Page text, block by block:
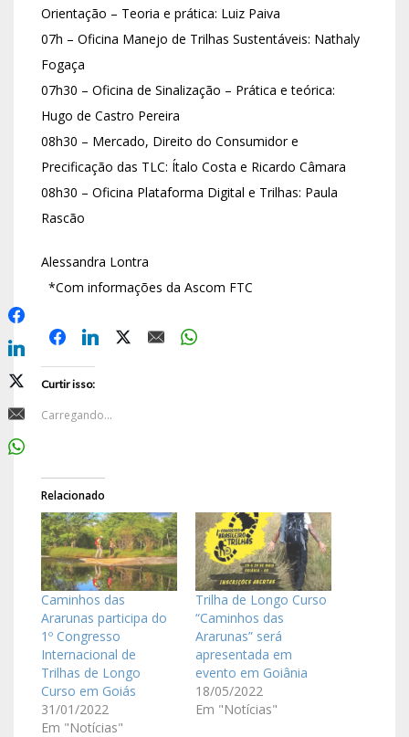
Orientação – Teoria e prática: Luiz Paiva
07h – Oficina Manejo de Trilhas Sustentáveis: Nathaly
Fogaça
07h30 – Oficina de Sinalização – Prática e teórica:
Hugo de Castro Pereira
08h30 – Mercado, Direito do Consumidor e
Precificação das TLC: Ítalo Costa e Ricardo Câmara
08h30 – Oficina Plataforma Digital e Trilhas: Paula
Rascão
Alessandra Lontra
*Com informações da Ascom FTC
Curtir isso:
Carregando...
Relacionado
Caminhos das
Ararunas participa do
1º Congresso
Internacional de
Trilhas de Longo
Curso em Goiás
31/01/2022
Em "Notícias"
Trilha de Longo Curso
“Caminhos das
Ararunas” será
apresentada em
evento em Goiânia
18/05/2022
Em "Notícias"